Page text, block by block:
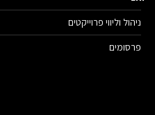
ניהול וליווי פרוייקטים
פרסומים